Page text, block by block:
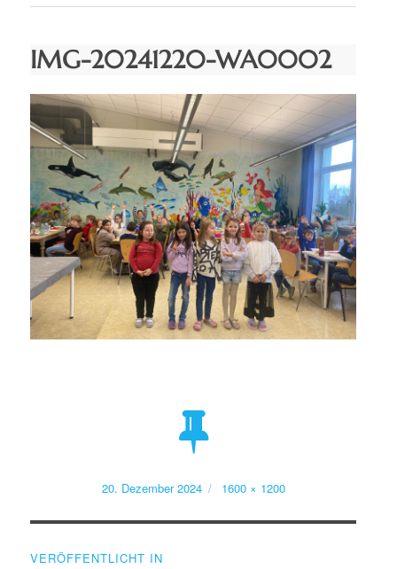
IMG-20241220-WA0002
Veröffentlicht
20. Dezember 2024
Volle
1600 × 1200
VERÖFFENTLICHT IN